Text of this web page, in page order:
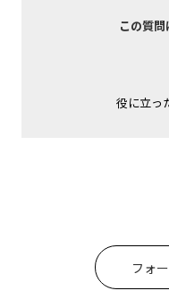
この質
役に立っ
フォ